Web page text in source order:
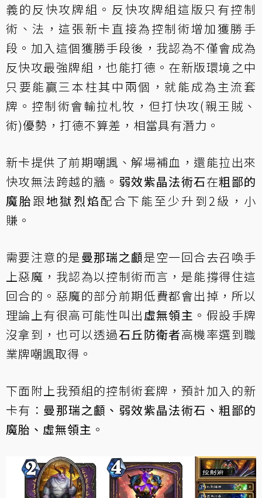
義的反快攻牌組。反快攻牌組這版只有控制
術、法，這張新卡直接為控制術增加獲勝手
段。加入這個獲勝手段後，我認為不僅會成為
反快攻最強牌組，也能打德。在新版環境之中
只要能贏三本柱其中兩個，就能成為主流套
牌。控制術會輸拉札牧，但打快攻(親王賊、
術)優勢，打德不算差，相當具有潛力。
新卡提供了前期嘲諷、解場補血，還能拉出來
快攻無法跨越的牆。 弱效紫晶法術石在粗鄙的
魔胎跟地獄烈焰配合下能至少升到2級，小
賺。
需要注意的是曼那瑞之顱是空一回合去召喚手
上惡魔，我認為以控制術而言，是能撐得住這
回合的。惡魔的部分前期低費都會出掉，所以
理論上有很高可能性叫出虛無領主 。假設手牌
沒拿到，也可以透過石丘防衛者高機率選到職
業牌嘲諷取得。
下面附上我預組的控制術套牌，預計加入的新
卡有： 曼那瑞之顱、弱效紫晶法術石、粗鄙的
魔胎、虛無領主 。